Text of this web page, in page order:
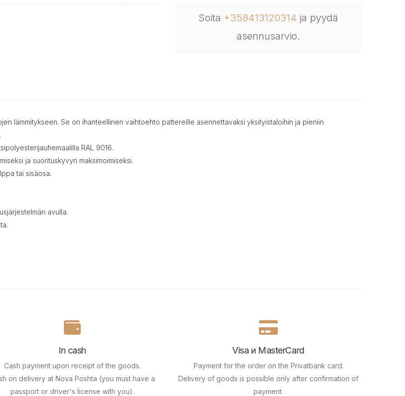
Soita +358413120314 ja pyydä
asennusarvio.
lämmitykseen. Se on ihanteellinen vaihtoehto pattereille asennettavaksi yksityistaloihin ja pieniin
RAL 9016.
ja suorituskyvyn maksimoimiseksi.
tai sisäosa.
avulla.
In cash
Cash payment upon receipt of the goods.
on delivery at Nova Poshta (you must have a
passport or driver's license with you).
Visa и MasterCard
Payment for the order on the Privatbank card.
Delivery of goods is possible only after confirmation of
payment.